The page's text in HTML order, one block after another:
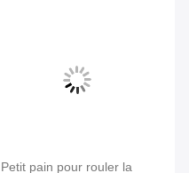
Petit pain pour rouler la